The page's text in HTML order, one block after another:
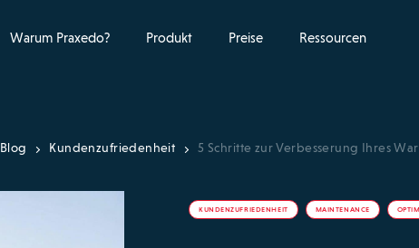
Warum Praxedo? Produkt Preise Ressourcen
Blog Kundenzufriedenheit 5 Schritte zur Verbesserung Ihres
KUNDENZUFRIEDENHEIT MAINTENANCE